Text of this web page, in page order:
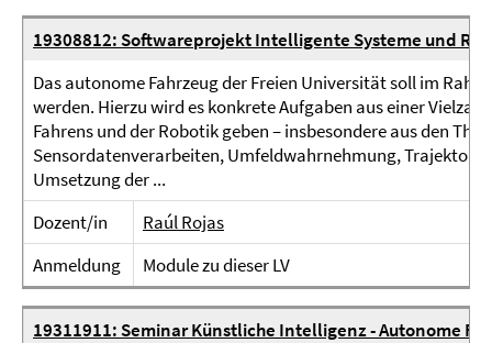
19308812: Softwareprojekt Intelligente Systeme und
Das autonome Fahrzeug der Freien Universität soll im
werden. Hierzu wird es konkrete Aufgaben aus einer
Fahrens und der Robotik geben – insbesondere aus den
Sensordatenverarbeiten, Umfeldwahrnehmung,
Umsetzung der ...
Dozent/in
Raúl Rojas
Anmeldung
Module zu dieser LV
19311911: Seminar Künstliche Intelligenz - Autonome